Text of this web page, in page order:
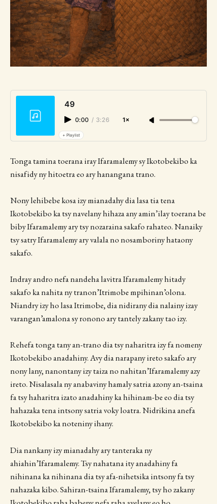
49
0:00 / 3:26 1×
+ Playlist
Tonga tamina toerana iray Ifaramalemy sy Ikotobekibo ka
nisafidy ny hitoetra eo ary hanangana trano.
Nony lehibebe kosa izy mianadahy dia lasa tia tena
Ikotobekibo ka tsy navelany hihaza any amin’ilay toerana be
biby Ifaramalemy ary tsy nozaraina sakafo rahateo. Nanaiky
tsy satry Ifaramalemy ary valala no nosamboriny hataony
sakafo.
Indray andro nefa nandeha lavitra Ifaramalemy hitady
sakafo ka nahita ny tranon’Itrimobe mpihinan’olona.
Niandry izy ho lasa Itrimobe, dia nidirany dia nalainy izay
varangan’amalona sy ronono ary tantely zakany tao izy.
Rehefa tonga tany an-trano dia tsy naharitra izy fa nomeny
Ikotobekibo anadahiny. Avy dia narapany ireto sakafo ary
nony lany, nanontany izy taiza no nahitan’Ifaramalemy azy
ireto. Nisalasala ny anabaviny hamaly satria azony an-tsaina
fa tsy haharitra izato anadahiny ka hihinam-be eo dia tsy
hahazaka tena intsony satria voky loatra. Nidrikina anefa
Ikotobekibo ka noteniny ihany.
Dia nankany izy mianadahy ary tanteraka ny
ahiahin’Ifaramalemy. Tsy nahatana ity anadahiny fa
nihinana ka nihinana dia tsy afa-nihetsika intsony fa tsy
nahazaka kibo. Sahiran-tsaina Ifaramalemy, tsy ho zakany